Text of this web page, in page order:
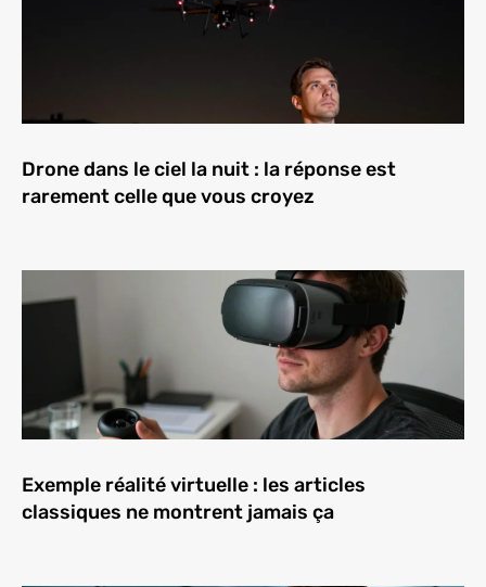
Drone dans le ciel la nuit : la réponse est
rarement celle que vous croyez
Exemple réalité virtuelle : les articles
classiques ne montrent jamais ça